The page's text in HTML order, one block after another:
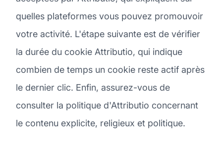
quelles plateformes vous pouvez promouvoir
votre activité. L'étape suivante est de vérifier
la durée du cookie Attributio, qui indique
combien de temps un cookie reste actif après
le dernier clic. Enfin, assurez-vous de
consulter la politique d'Attributio concernant
le contenu explicite, religieux et politique.